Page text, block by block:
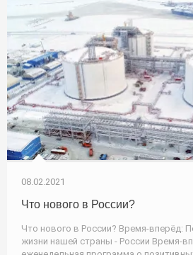
08.02.2021
Что нового в России?
Что нового в России? Время-вперёд:
жизни нашей страны - России Время-